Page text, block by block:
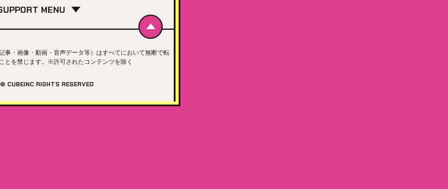
MENU
事・画像・動画・音声データ等）はすべてにおいて無断で転
とを禁じます。※許可されたコンテンツを除く
CUBEINC RIGHTS RESERVED